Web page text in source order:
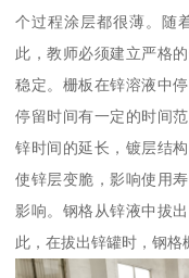
个过程涂层都很薄。随
此，教师必须建立严格
稳定。栅板在锌溶液中
停留时间有一定的时间
锌时间的延长，镀层结
使锌层变脆，影响使用
影响。钢格从锌液中拔
此，在拔出锌罐时，钢格